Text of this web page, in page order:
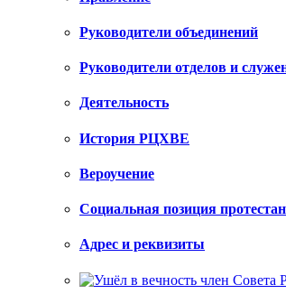
Руководители объединений
Руководители отделов и
Деятельность
История РЦХВЕ
Вероучение
Социальная позиция
Адрес и реквизиты